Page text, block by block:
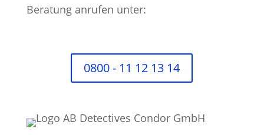
Beratung anrufen unter:
0800 - 11 12 13 14